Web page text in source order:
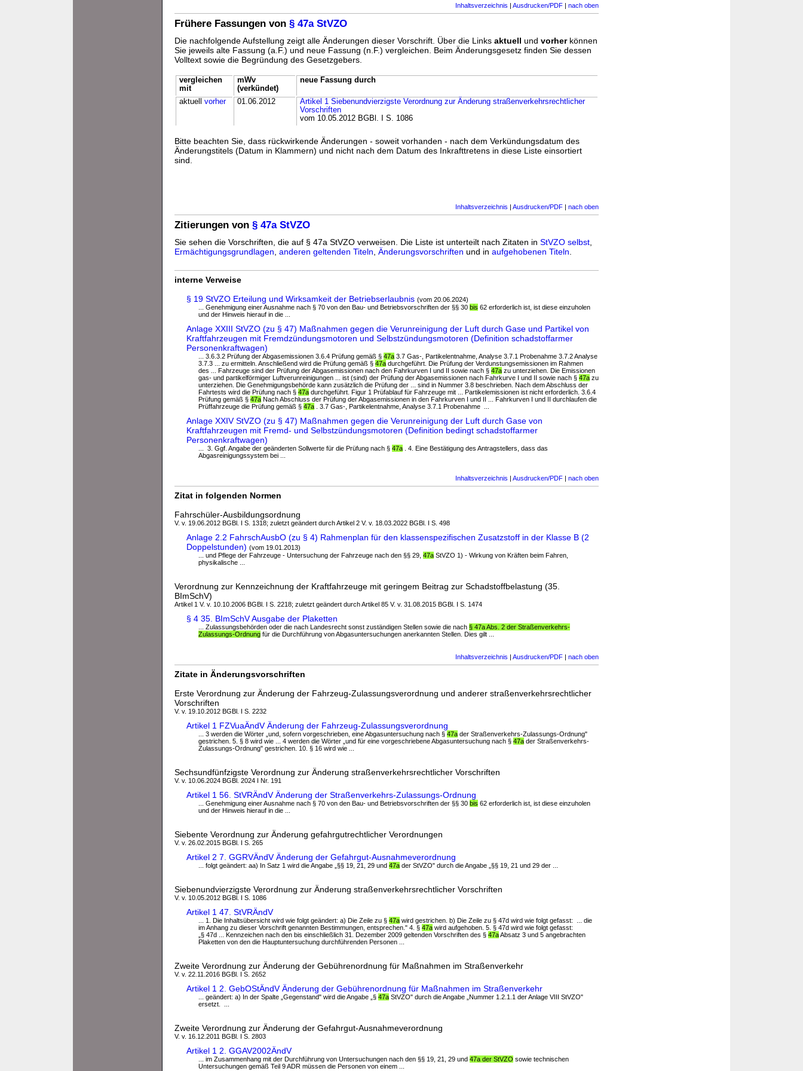
Inhaltsverzeichnis | Ausdrucken/PDF | nach oben
Frühere Fassungen von § 47a StVZO
Die nachfolgende Aufstellung zeigt alle Änderungen dieser Vorschrift. Über die Links aktuell und vorherkönnen
Sie jeweils alte Fassung (a.F.) und neue Fassung (n.F.) vergleichen. Beim Änderungsgesetz finden Sie dessen
Volltext sowie die Begründung des Gesetzgebers.
vergleichen
mit
mWv
(verkündet)
neue Fassung durch
aktuell vorher 01.06.2012
Artikel 1 Siebenundvierzigste Verordnung zur Änderung straßenverkehrsrechtlicher
Vorschriften
vom 10.05.2012 BGBl. I S. 1086
Bitte beachten Sie, dass rückwirkende Änderungen - soweit vorhanden - nach dem Verkündungsdatum des
Änderungstitels (Datum in Klammern) und nicht nach dem Datum des Inkrafttretens in diese Liste einsortiert
sind.
Inhaltsverzeichnis | Ausdrucken/PDF | nach oben
Zitierungen von § 47a StVZO
Sie sehen die Vorschriften, die auf § 47a StVZO verweisen. Die Liste ist unterteilt nach Zitaten in StVZO selbst
Ermächtigungsgrundlagen anderen geltenden Titeln Änderungsvorschriften und in aufgehobenen Titeln
interne Verweise
§ 19 StVZO Erteilung und Wirksamkeit der Betriebserlaubnis (vom 20.06.2024)
... Genehmigung einer Ausnahme nach § 70 von den Bau- und Betriebsvorschriften der §§ 30 bis 62 erforderlich ist, ist diese einzuholen
und der Hinweis hierauf in die ...
Anlage XXIII StVZO (zu § 47) Maßnahmen gegen die Verunreinigung der Luft durch Gase und Partikel von
Kraftfahrzeugen mit Fremdzündungsmotoren und Selbstzündungsmotoren (Definition schadstoffarmer
Personenkraftwagen)
... 3.6.3.2 Prüfung der Abgasemissionen 3.6.4 Prüfung gemäß § 47a 3.7 Gas-, Partikelentnahme, Analyse 3.7.1 Probenahme 3.7.2 Analyse
3.7.3 ... zu ermitteln. Anschließend wird die Prüfung gemäß § 47a durchgeführt. Die Prüfung der Verdunstungsemissionen im Rahmen
des ... Fahrzeuge sind der Prüfung der Abgasemissionen nach den Fahrkurven I und II sowie nach § 47a zu unterziehen. Die Emissionen
gas- und partikelförmiger Luftverunreinigungen ... ist (sind) der Prüfung der Abgasemissionen nach Fahrkurve I und II sowie nach § 47a zu
unterziehen. Die Genehmigungsbehörde kann zusätzlich die Prüfung der ... sind in Nummer 3.8 beschrieben. Nach dem Abschluss der
Fahrtests wird die Prüfung nach § 47a durchgeführt. Figur 1 Prüfablauf für Fahrzeuge mit ... Partikelemissionen ist nicht erforderlich. 3.6.4
Prüfung gemäß § 47a Nach Abschluss der Prüfung der Abgasemissionen in den Fahrkurven I und II ... Fahrkurven I und II durchlaufen die
Prüffahrzeuge die Prüfung gemäß § 47a . 3.7 Gas-, Partikelentnahme, Analyse 3.7.1 Probenahme ...
Anlage XXIV StVZO (zu § 47) Maßnahmen gegen die Verunreinigung der Luft durch Gase von
Kraftfahrzeugen mit Fremd- und Selbstzündungsmotoren (Definition bedingt schadstoffarmer
Personenkraftwagen)
... 3. Ggf. Angabe der geänderten Sollwerte für die Prüfung nach § 47a . 4. Eine Bestätigung des Antragstellers, dass das
Abgasreinigungssystem bei ...
Inhaltsverzeichnis | Ausdrucken/PDF | nach oben
Zitat in folgenden Normen
Fahrschüler-Ausbildungsordnung
V. v. 19.06.2012 BGBl. I S. 1318; zuletzt geändert durch Artikel 2 V. v. 18.03.2022 BGBl. I S. 498
Anlage 2.2 FahrschAusbO (zu § 4) Rahmenplan für den klassenspezifischen Zusatzstoff in der Klasse B (2
Doppelstunden) (vom 19.01.2013)
... und Pflege der Fahrzeuge - Untersuchung der Fahrzeuge nach den §§ 29, 47a StVZO 1) - Wirkung von Kräften beim Fahren,
physikalische ...
Verordnung zur Kennzeichnung der Kraftfahrzeuge mit geringem Beitrag zur Schadstoffbelastung (35.
BImSchV)
Artikel 1 V. v. 10.10.2006 BGBl. I S. 2218; zuletzt geändert durch Artikel 85 V. v. 31.08.2015 BGBl. I S. 1474
§ 4 35. BImSchV Ausgabe der Plaketten
... Zulassungsbehörden oder die nach Landesrecht sonst zuständigen Stellen sowie die nach § 47a Abs. 2 der Straßenverkehrs-
Zulassungs-Ordnung für die Durchführung von Abgasuntersuchungen anerkannten Stellen. Dies gilt ...
Inhaltsverzeichnis | Ausdrucken/PDF | nach oben
Zitate in Änderungsvorschriften
Erste Verordnung zur Änderung der Fahrzeug-Zulassungsverordnung und anderer straßenverkehrsrechtlicher
Vorschriften
V. v. 19.10.2012 BGBl. I S. 2232
Artikel 1 FZVuaÄndV Änderung der Fahrzeug-Zulassungsverordnung
... 3 werden die Wörter „und, sofern vorgeschrieben, eine Abgasuntersuchung nach § 47a der Straßenverkehrs-Zulassungs-Ordnung"
gestrichen. 5. § 8 wird wie ... 4 werden die Wörter „und für eine vorgeschriebene Abgasuntersuchung nach § 47a der Straßenverkehrs-
Zulassungs-Ordnung" gestrichen. 10. § 16 wird wie ...
Sechsundfünfzigste Verordnung zur Änderung straßenverkehrsrechtlicher Vorschriften
V. v. 10.06.2024 BGBl. 2024 I Nr. 191
Artikel 1 56. StVRÄndV Änderung der Straßenverkehrs-Zulassungs-Ordnung
... Genehmigung einer Ausnahme nach § 70 von den Bau- und Betriebsvorschriften der §§ 30 bis 62 erforderlich ist, ist diese einzuholen
und der Hinweis hierauf in die ...
Siebente Verordnung zur Änderung gefahrgutrechtlicher Verordnungen
V. v. 26.02.2015 BGBl. I S. 265
Artikel 2 7. GGRVÄndV Änderung der Gefahrgut-Ausnahmeverordnung
... folgt geändert: aa) In Satz 1 wird die Angabe „§§ 19, 21, 29 und 47a der StVZO" durch die Angabe „§§ 19, 21 und 29 der ...
Siebenundvierzigste Verordnung zur Änderung straßenverkehrsrechtlicher Vorschriften
V. v. 10.05.2012 BGBl. I S. 1086
Artikel 1 47. StVRÄndV
... 1. Die Inhaltsübersicht wird wie folgt geändert: a) Die Zeile zu § 47a wird gestrichen. b) Die Zeile zu § 47d wird wie folgt gefasst: ... die
im Anhang zu dieser Vorschrift genannten Bestimmungen, entsprechen." 4. § 47a wird aufgehoben. 5. § 47d wird wie folgt gefasst:
„§ 47d ... Kennzeichen nach den bis einschließlich 31. Dezember 2009 geltenden Vorschriften des § 47aAbsatz 3 und 5 angebrachten
Plaketten von den die Hauptuntersuchung durchführenden Personen ...
Zweite Verordnung zur Änderung der Gebührenordnung für Maßnahmen im Straßenverkehr
V. v. 22.11.2016 BGBl. I S. 2652
Artikel 1 2. GebOStÄndV Änderung der Gebührenordnung für Maßnahmen im Straßenverkehr
... geändert: a) In der Spalte „Gegenstand" wird die Angabe „§ 47a StVZO" durch die Angabe „Nummer 1.2.1.1 der Anlage VIII StVZO"
ersetzt. ...
Zweite Verordnung zur Änderung der Gefahrgut-Ausnahmeverordnung
V. v. 16.12.2011 BGBl. I S. 2803
Artikel 1 2. GGAV2002ÄndV
... im Zusammenhang mit der Durchführung von Untersuchungen nach den §§ 19, 21, 29 und 47a der StVZO sowie technischen
Untersuchungen gemäß Teil 9 ADR müssen die Personen von einem ...